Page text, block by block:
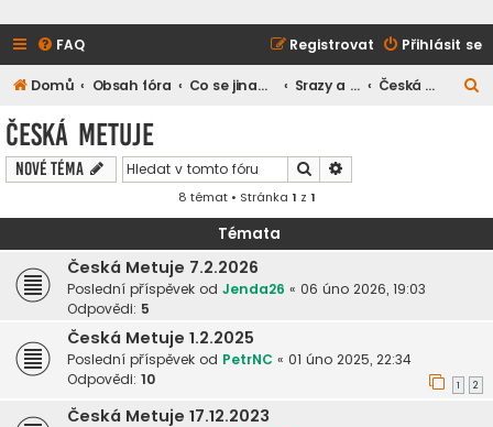
FAQ Přihlásit se
Registrovat
Domů Obsah fóra Co se jinam nevešlo Srazy a setkání Česká Metuje
Česká Metuje
Nové téma Hledat
8 témat • Stránka 1 z 1
Témata
Česká Metuje 7.2.2026
Poslední příspěvek od Jenda26 « 06 úno 2026, 19:03
Odpovědi: 5
Česká Metuje 1.2.2025
Poslední příspěvek od PetrNC « 01 úno 2025, 22:34
Odpovědi: 10 1 2
Česká Metuje 17.12.2023